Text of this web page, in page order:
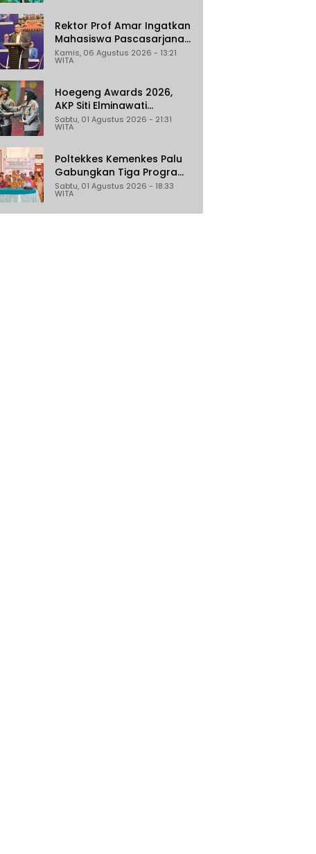
Rektor Prof Amar Ingatkan
Mahasiswa Pascasarjana
Untad Bijak Gunakan Akal
Imitasi
Kamis, 06 Agustus 2026 - 13:21
WITA
Hoegeng Awards 2026,
AKP Siti Elminawati
Dinobatkan sebagai Polisi
Pelindung Perempuan dan
Sabtu, 01 Agustus 2026 - 21:31
WITA
Poltekkes Kemenkes Palu
Gabungkan Tiga Program
Percepat Pencegahan
Stunting di Donggala
Sabtu, 01 Agustus 2026 - 18:33
WITA